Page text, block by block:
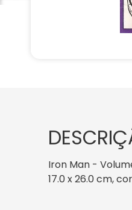
Iron Man -
17.0 x 26.0 cm,